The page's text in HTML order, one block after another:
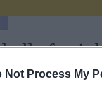
Not Process My
frasi
ora